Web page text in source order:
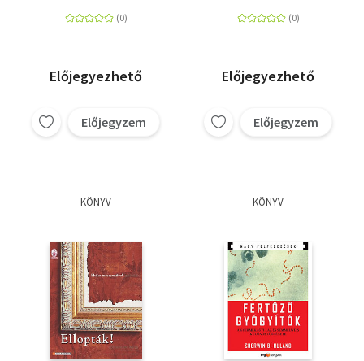
Előjegyezhető
Előjegyzem
Előjegyezhető
Előjegyzem
KÖNYV KÖNYV